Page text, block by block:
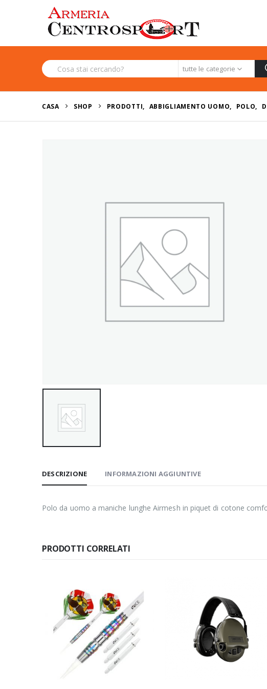
tutte le categorie
CASA SHOP PRODOTTI, ABBIGLIAMENTO UOMO, POLO,
DESCRIZIONE INFORMAZIONI AGGIUNTIVE
Polo da uomo a maniche lunghe Airmesh in piquet di cotone
PRODOTTI CORRELATI